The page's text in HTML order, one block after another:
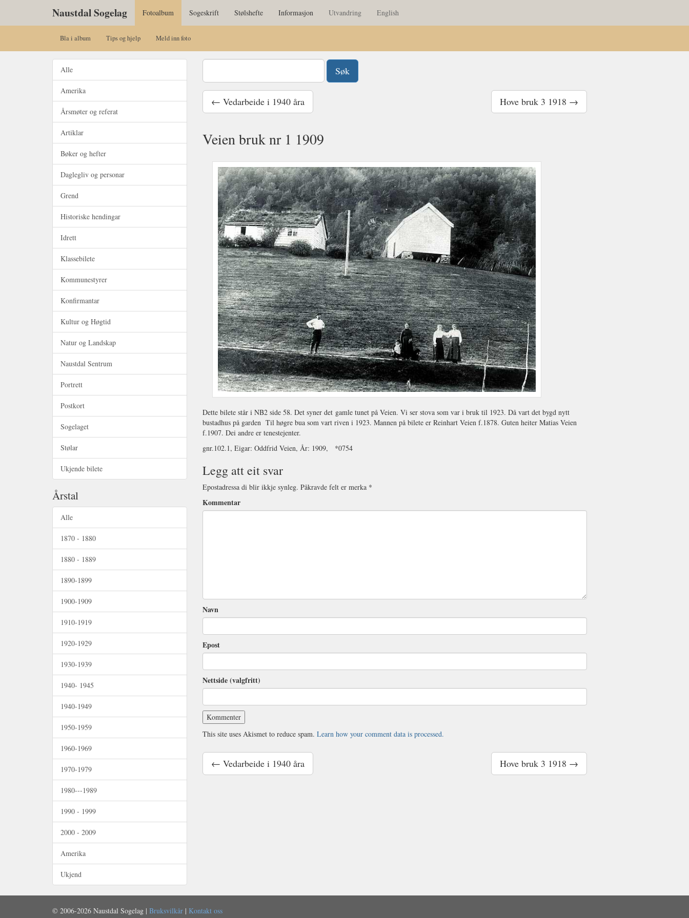
Naustdal Sogelag Fotoalbum Sogeskrift Stølshefte Informasjon Utvandring English
Bla i album Tips og hjelp Meld inn foto
Alle
Amerika
Årsmøter og referat
Artiklar
Bøker og hefter
Daglegliv og personar
Grend
Historiske hendingar
Idrett
Klassebilete
Kommunestyrer
Konfirmantar
Kultur og Høgtid
Natur og Landskap
Naustdal Sentrum
Portrett
Postkort
Sogelaget
Stølar
Ukjende bilete
Årstal
Alle
1870 - 1880
1880 - 1889
1890-1899
1900-1909
1910-1919
1920-1929
1930-1939
1940- 1945
1940-1949
1950-1959
1960-1969
1970-1979
1980---1989
1990 - 1999
2000 - 2009
Amerika
Ukjend
← Vedarbeide i 1940 åra Hove bruk 3 1918 →
Veien bruk nr 1 1909
Dette bilete står i NB2 side 58. Det syner det gamle tunet på Veien. Vi ser stova som var i bruk til 1923. Då vart det bygd nytt
bustadhus på garden Til høgre bua som vart riven i 1923. Mannen på bilete er Reinhart Veien f.1878. Guten heiter Matias Veien
f.1907. Dei andre er tenestejenter.
gnr.102.1, Eigar: Oddfrid Veien, År: 1909, *0754
Legg att eit svar
Epostadressa di blir ikkje synleg. Påkravde felt er merka *
Kommentar
Navn
Epost
Nettside (valgfritt)
This site uses Akismet to reduce spam. Learn how your comment data is processed.
← Vedarbeide i 1940 åra Hove bruk 3 1918 →
© 2006-2026 Naustdal Sogelag | Bruksvilkår | Kontakt oss